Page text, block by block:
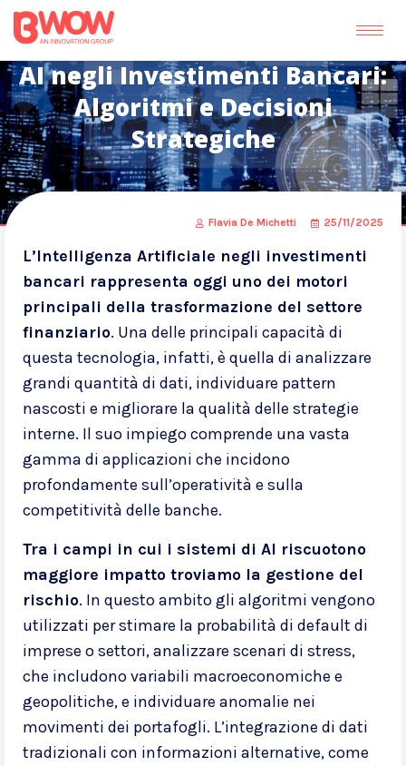
AI negli Investimenti Bancari:
Algoritmi e Decisioni
Strategiche
Flavia De Michetti 25/11/2025
L’Intelligenza Artificiale negli investimenti
bancari rappresenta oggi uno dei motori
principali della trasformazione del settore
finanziario. Una delle principali capacità di
questa tecnologia, infatti, è quella di analizzare
grandi quantità di dati, individuare pattern
nascosti e migliorare la qualità delle strategie
interne. Il suo impiego comprende una vasta
gamma di applicazioni che incidono
profondamente sull’operatività e sulla
competitività delle banche.
Tra i campi in cui i sistemi di AI riscuotono
maggiore impatto troviamo la gestione del
rischio. In questo ambito gli algoritmi vengono
utilizzati per stimare la probabilità di default di
imprese o settori, analizzare scenari di stress,
che includono variabili macroeconomiche e
geopolitiche, e individuare anomalie nei
movimenti dei portafogli. L’integrazione di dati
tradizionali con informazioni alternative, come